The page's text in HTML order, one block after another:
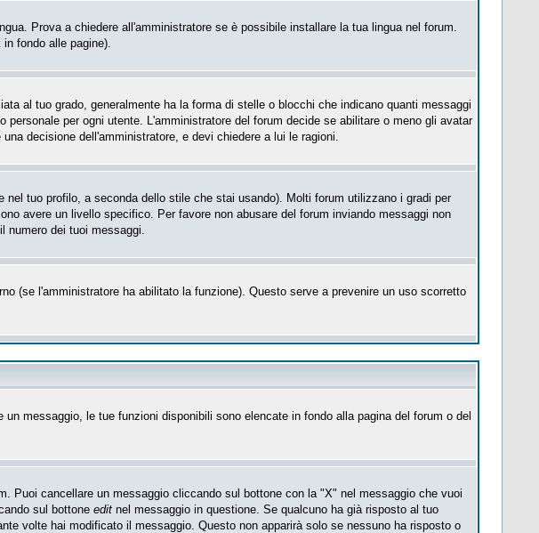
Prova a chiedere all'amministratore se è possibile installare la tua lingua nel forum.
fondo alle pagine).
al tuo grado, generalmente ha la forma di stelle o blocchi che indicano quanti messaggi
personale per ogni utente. L'amministratore del forum decide se abilitare o meno gli avatar
decisione dell'amministratore, e devi chiedere a lui le ragioni.
tuo profilo, a seconda dello stile che stai usando). Molti forum utilizzano i gradi per
avere un livello specifico. Per favore non abusare del forum inviando messaggi non
numero dei tuoi messaggi.
(se l'amministratore ha abilitato la funzione). Questo serve a prevenire un uso scorretto
messaggio, le tue funzioni disponibili sono elencate in fondo alla pagina del forum o del
Puoi cancellare un messaggio cliccando sul bottone con la "X" nel messaggio che vuoi
sul bottone editnel messaggio in questione. Se qualcuno ha già risposto al tuo
volte hai modificato il messaggio. Questo non apparirà solo se nessuno ha risposto o